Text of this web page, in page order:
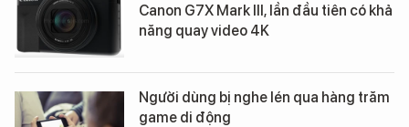
Canon G7X Mark III, lần đầu tiên có khả
năng quay video 4K
Người dùng bị nghe lén qua hàng trăm
game di động